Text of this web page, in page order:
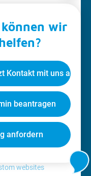
websites
wir
Kontakt mit uns auf
beantragen
anfordern